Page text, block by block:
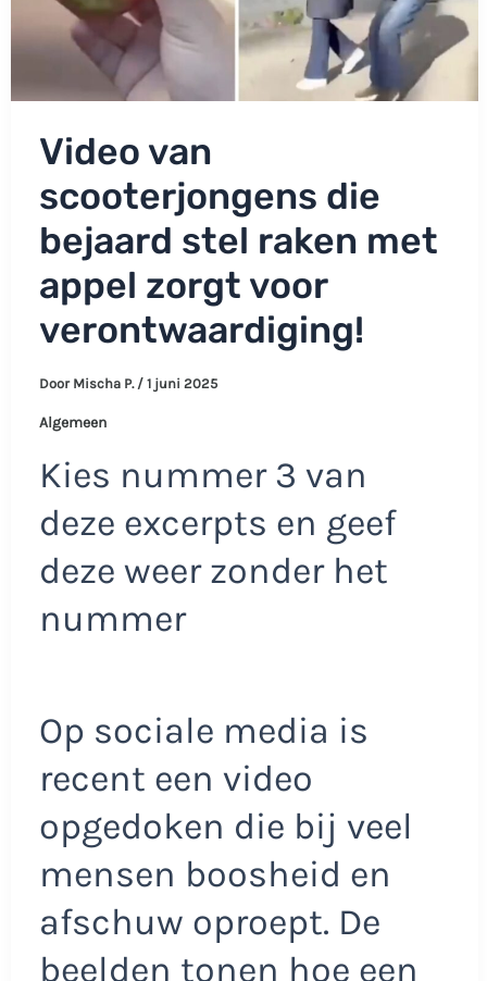
Video van
scooterjongens die
bejaard stel raken met
appel zorgt voor
verontwaardiging!
Door Mischa P. / 1 juni 2025
Algemeen
Kies nummer 3 van
deze excerpts en geef
deze weer zonder het
nummer
Op sociale media is
recent een video
opgedoken die bij veel
mensen boosheid en
afschuw oproept. De
beelden tonen hoe een